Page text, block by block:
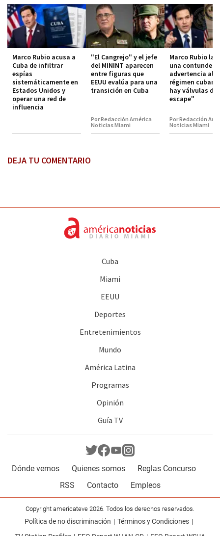
Marco Rubio acusa a
Cuba de infiltrar
espías
sistemáticamente en
Estados Unidos y
operar una red de
influencia
"El Cangrejo" y el jefe
del MININT aparecen
entre figuras que
EEUU evalúa para una
transición en Cuba
Por Redacción América
Noticias Miami
Marco Rubio
una
advertencia al
régimen
hay válvulas de
escape"
Por Redacción
Noticias Miami
DEJA TU COMENTARIO
Cuba
Miami
EEUU
Deportes
Entretenimientos
Mundo
América Latina
Programas
Opinión
Guía TV
Dónde vernos Quienes somos
Reglas Concurso
RSS
Contacto Empleos
Copyright americateve 2026. Todos los derechos reservados.
Política de no discriminación
Términos y Condiciones